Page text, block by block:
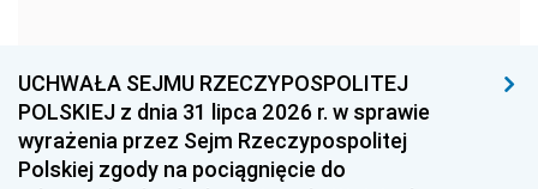
1954 1953 1952
1951 1950 1949
1948 1947
UCHWAŁA SEJMU RZECZYPOSPOLITEJ
POLSKIEJ z dnia 31 lipca 2026 r. w sprawie
wyrażenia przez Sejm Rzeczypospolitej
Polskiej zgody na pociągnięcie do